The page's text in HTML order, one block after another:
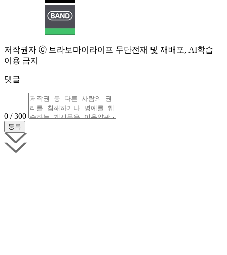
저작권자 ⓒ 브라보마이라이프 무단전재 및 재배포, AI학습
이용 금지
댓글
0 / 300